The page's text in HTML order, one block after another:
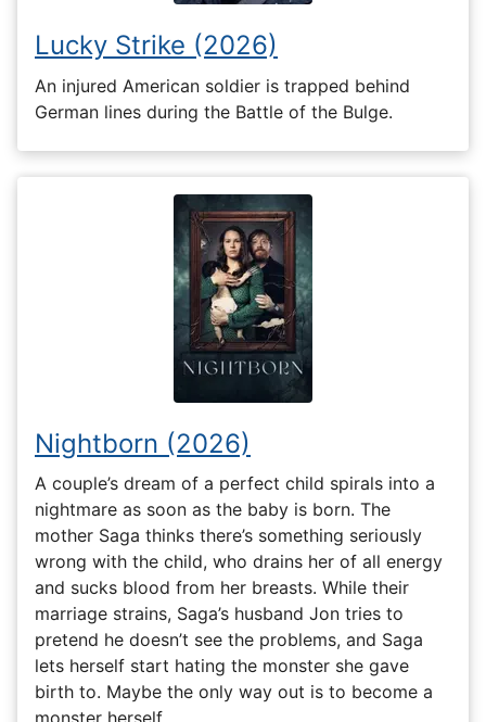
Lucky Strike (2026)
An injured American soldier is trapped behind
German lines during the Battle of the Bulge.
Nightborn (2026)
A couple’s dream of a perfect child spirals into a
nightmare as soon as the baby is born. The
mother Saga thinks there’s something seriously
wrong with the child, who drains her of all energy
and sucks blood from her breasts. While their
marriage strains, Saga’s husband Jon tries to
pretend he doesn’t see the problems, and Saga
lets herself start hating the monster she gave
birth to. Maybe the only way out is to become a
monster herself.